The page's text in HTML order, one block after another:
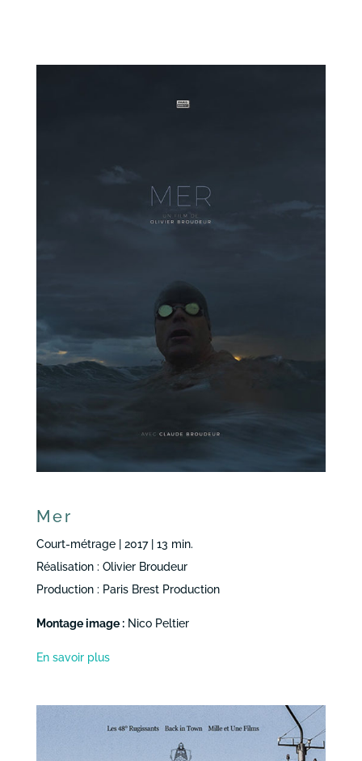
Mer
Court-métrage | 2017 | 13 min.
Réalisation : Olivier Broudeur
Production : Paris Brest Production
Montage image :Nico Peltier
En savoir plus